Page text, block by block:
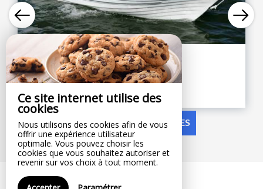
Ce site internet utilise des
cookies
Nous utilisons des cookies afin de vous
offrir une expérience utilisateur
optimale. Vous pouvez choisir les
cookies que vous souhaitez autoriser et
revenir sur vos choix à tout moment.
1 heure bateau sans...
75 minute(s)
Voir en détail
VOIR TOUTES LES OFFRES